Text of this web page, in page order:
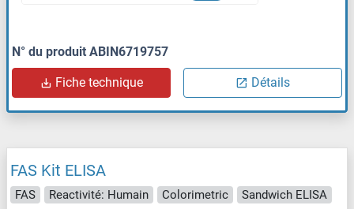
N° du produit ABIN6719757
Fiche technique Détails
FAS Kit ELISA
FAS Reactivité: Humain Colorimetric
Sandwich ELISA